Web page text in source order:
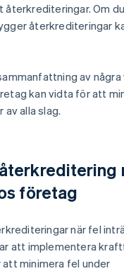
Om
återkrediteringar
av några
kan vidta för att
alla slag.
företag
när fel
att implementera
minimera fel under